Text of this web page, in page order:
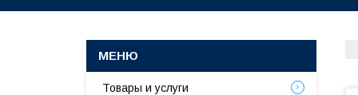
Товары и услуги